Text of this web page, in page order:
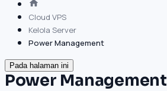
Cloud VPS
Kelola Server
Power Management
Pada halaman ini
Power Management